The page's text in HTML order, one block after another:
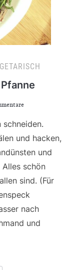
und hacken,
und
schön
sind. (Für
nach
und